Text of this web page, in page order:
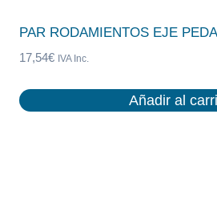
PAR RODAMIENTOS EJE
17,54€ IVA Inc.
Añadir al